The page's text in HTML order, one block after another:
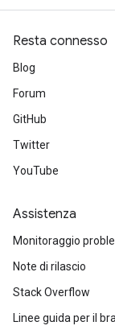
Resta connesso
Blog
Forum
GitHub
Twitter
YouTube
Assistenza
Monitoraggio
Note di rilascio
Stack Overflow
Linee guida per il